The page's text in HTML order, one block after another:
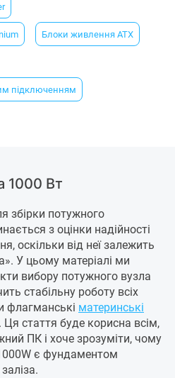
Блоки живлення ATX
підключенням
1000 Вт
збірки потужного
з оцінки надійності
оскільки від неї залежить
У цьому матеріалі ми
вибору потужного вузла
стабільну роботу всіх
флагманські материнські
Ця стаття буде корисна всім,
ПК і хоче зрозуміти, чому
є фундаментом